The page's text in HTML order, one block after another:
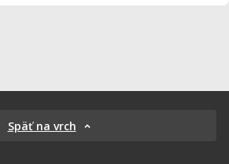
Späť na vrch